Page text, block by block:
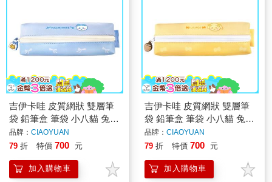
吉伊卡哇 皮質網狀 雙層筆
袋 鉛筆盒 筆袋 小八貓 兔兔
Chiikawa
品牌： CIAOYUAN
79 折 特價 700 元
加入購物車
吉伊卡哇 皮質網狀 雙層筆
袋 鉛筆盒 筆袋 小八貓 兔兔
Chiikawa
品牌： CIAOYUAN
79 折 特價 700 元
加入購物車